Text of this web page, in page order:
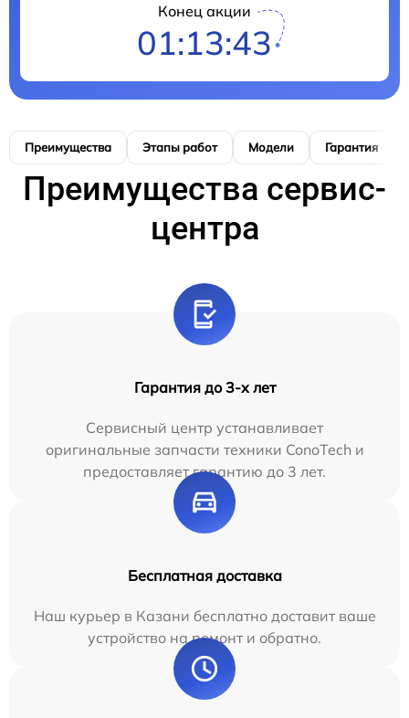
Конец акции
01:13:42
Преимущества Этапы работ Модели Гарантия
Преимущества сервис-
центра
Гарантия до 3-х лет
Сервисный центр устанавливает
оригинальные запчасти техники ConoTech и
предоставляет гарантию до 3 лет.
Бесплатная доставка
Наш курьер в Казани бесплатно доставит ваше
устройство на ремонт и обратно.